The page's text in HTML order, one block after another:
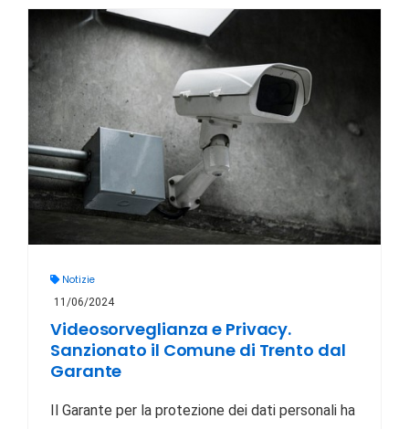
Notizie
11/06/2024
Videosorveglianza e Privacy.
Sanzionato il Comune di Trento dal
Garante
Il Garante per la protezione dei dati personali ha